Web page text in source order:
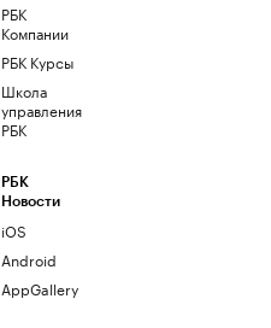
РБК
Компании
РБК Курсы
Школа
управления
РБК
РБК
Новости
iOS
Android
AppGallery